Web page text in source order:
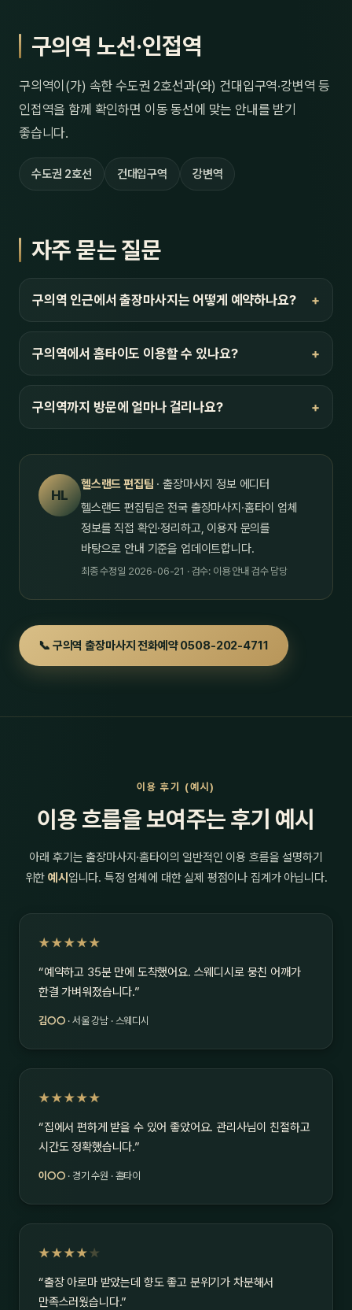
구의역 노선·인접역
구의역이(가) 속한 수도권 2호선과(와) 건대입구역·강변역 등
인접역을 함께 확인하면 이동 동선에 맞는 안내를 받기
좋습니다.
수도권 2호선 건대입구역 강변역
자주 묻는 질문
구의역 인근에서 출장마사지는 어떻게 예약하나요?
구의역에서 홈타이도 이용할 수 있나요?
구의역까지 방문에 얼마나 걸리나요?
HL
헬스랜드 편집팀 · 출장마사지 정보 에디터
헬스랜드 편집팀은 전국 출장마사지·홈타이 업체
정보를 직접 확인·정리하고, 이용자 문의를
바탕으로 안내 기준을 업데이트합니다.
최종 수정일 2026-06-21 · 검수: 이용 안내 검수 담당
📞 구의역 출장마사지 전화예약 0508-202-4711
이용 후기 (예시)
이용 흐름을 보여주는 후기 예시
아래 후기는 출장마사지·홈타이의 일반적인 이용 흐름을 설명하기
위한예시 입니다. 특정 업체에 대한 실제 평점이나 집계가 아닙니다.
★★★★★
“예약하고 35분 만에 도착했어요. 스웨디시로 뭉친 어깨가
한결 가벼워졌습니다.”
김○○ · 서울 강남 · 스웨디시
★★★★★
“집에서 편하게 받을 수 있어 좋았어요. 관리사님이 친절하고
시간도 정확했습니다.”
이○○ · 경기 수원 · 홈타이
★★★★ ★
“출장 아로마 받았는데 향도 좋고 분위기가 차분해서
만족스러웠습니다.”